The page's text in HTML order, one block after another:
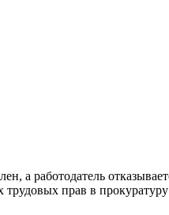
а работодатель
прав в